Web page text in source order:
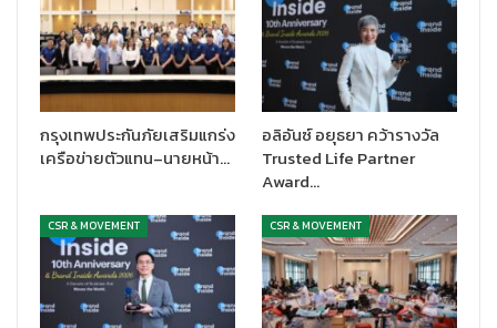
กรุงเทพประกันภัยเสริมแกร่ง
เครือข่ายตัวแทน–นายหน้า…
อลิอันซ์ อยุธยา คว้ารางวัล
Trusted Life Partner
Award…
CSR & MOVEMENT CSR & MOVEMENT